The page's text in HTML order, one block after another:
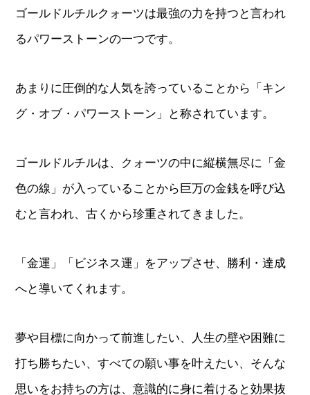
ゴールドルチルクォーツは最強の力を持つと言われ
るパワーストーンの一つです。
あまりに圧倒的な人気を誇っていることから「キン
グ・オブ・パワーストーン」と称されています。
ゴールドルチルは、クォーツの中に縦横無尽に「金
色の線」が入っていることから巨万の金銭を呼び込
むと言われ、古くから珍重されてきました。
「金運」「ビジネス運」をアップさせ、勝利・達成
へと導いてくれます。
夢や目標に向かって前進したい、人生の壁や困難に
打ち勝ちたい、すべての願い事を叶えたい、そんな
思いをお持ちの方は、意識的に身に着けると効果抜